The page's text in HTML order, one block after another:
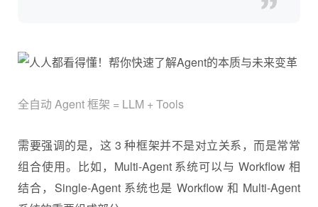
全自动 Agent 框架 = LLM + Tools
需要强调的是，这 3 种框架并不是对立关系，而是常常
组合使用。比如，Multi-Agent 系统可以与 Workflow 相
结合，Single-Agent 系统也是 Workflow 和 Multi-Agent